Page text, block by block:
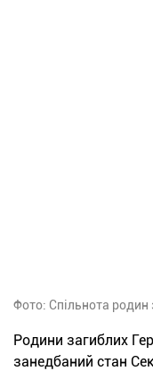
Фото: Спільнота родин
Родини загиблих
занедбаний стан